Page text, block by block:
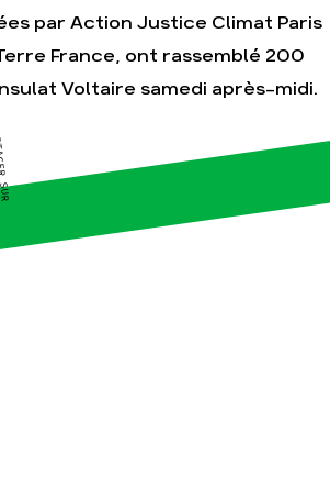
ou
Nos thématiques
Surproduction
Finance
Forêts
par Action Justice Climat Paris
France, ont rassemblé 200
Voltaire samedi après-midi.
SUR